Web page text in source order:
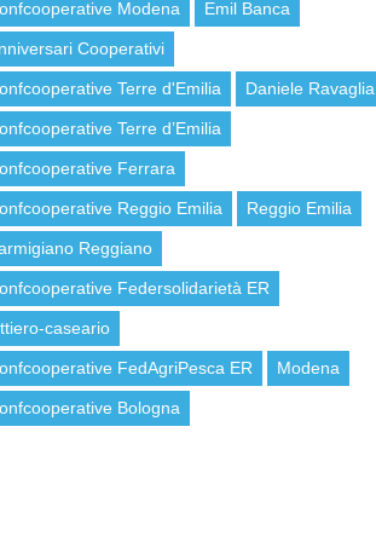
Modena Emil Banca
Cooperativi
Terre d'Emilia Daniele Ravaglia
Terre d’Emilia
Ferrara
Reggio Emilia Reggio Emilia
Reggiano
Federsolidarietà ER
caseario
FedAgriPesca ER Modena
Bologna